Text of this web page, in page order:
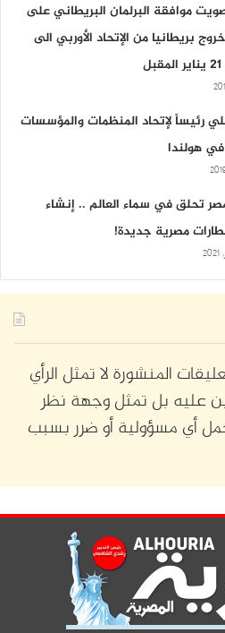
موافقة البرلمان البريطاني على
بريطانيا من الإتحاد الأوربي الى
رئيساً لإتحاد المنظمات والمؤسسات
هولندا
تحلق في سماء العالم .. إنشاء
مصرية جديدة!
المنشورة لا تمثل الرأي
عليه بل تمثل وجهة نظر
أي مسؤولية أو ضرر بسبب